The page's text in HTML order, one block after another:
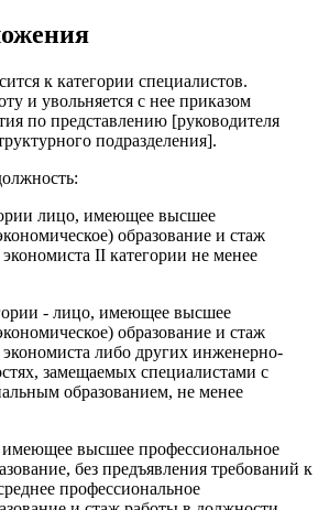
к категории специалистов.
и увольняется с нее приказом
по представлению [руководителя
подразделения].
лицо, имеющее высшее
образование и стаж
II категории не менее
- лицо, имеющее высшее
образование и стаж
либо других инженерно-
замещаемых специалистами с
образованием, не менее
высшее профессиональное
без предъявления требований к
профессиональное